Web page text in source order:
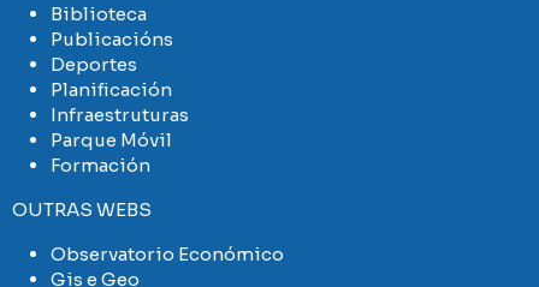
Biblioteca
Publicacións
Deportes
Planificación
Infraestruturas
Parque Móvil
Formación
OUTRAS WEBS
Observatorio Económico
Gis e Geo